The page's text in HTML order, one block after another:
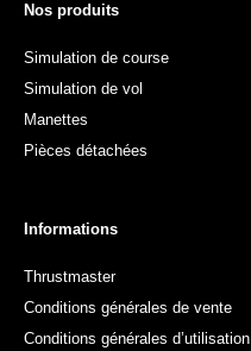
Nos produits
Simulation de course
Simulation de vol
Manettes
Pièces détachées
Informations
Thrustmaster
Conditions générales de vente
Conditions générales d’utilisation